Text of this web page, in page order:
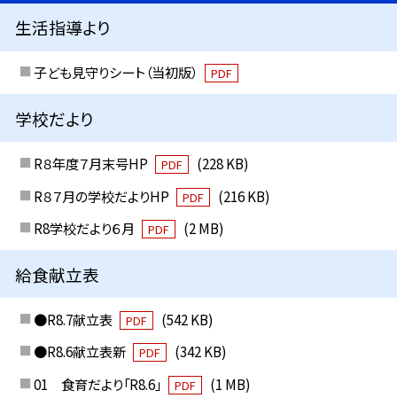
生活指導より
子ども見守りシート（当初版） PDF
学校だより
R８年度７月末号HP PDF
(228 KB)
R８７月の学校だよりHP
PDF
(216 KB)
R8学校だより６月
PDF (2 MB)
給食献立表
●R8.7献立表 PDF
(542 KB)
●R8.6献立表新
PDF
(342 KB)
01 食育だより「R8.6」
PDF (1 MB)